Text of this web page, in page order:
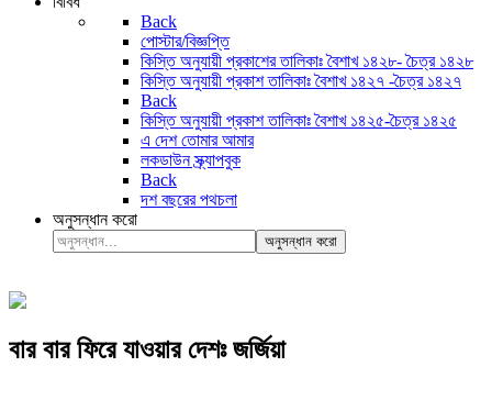
Back
পোস্টার/বিজ্ঞপ্তি
কিস্তি অনুযায়ী প্রকাশের তালিকাঃ বৈশাখ ১৪২৮- চৈত্র ১৪২৮
কিস্তি অনুযায়ী প্রকাশ তালিকাঃ বৈশাখ ১৪২৭ -চৈত্র ১৪২৭
Back
কিস্তি অনুযায়ী প্রকাশ তালিকাঃ বৈশাখ ১৪২৫-চৈত্র ১৪২৫
এ দেশ তোমার আমার
লকডাউন স্ক্র্যাপবুক
Back
দশ বছরের পথচলা
অনুসন্ধান করো
অনুসন্ধান করো
বার বার ফিরে যাওয়ার দেশঃ জর্জিয়া